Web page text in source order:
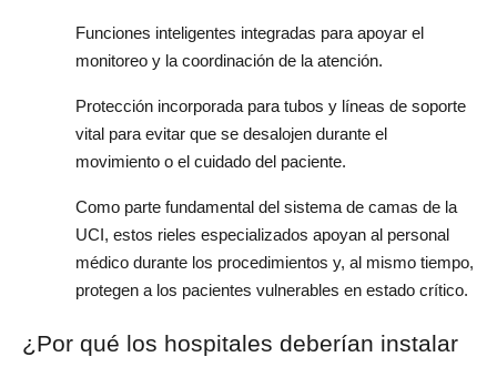
Funciones inteligentes integradas para apoyar el
monitoreo y la coordinación de la atención.
Protección incorporada para tubos y líneas de soporte
vital para evitar que se desalojen durante el
movimiento o el cuidado del paciente.
Como parte fundamental del sistema de camas de la
UCI, estos rieles especializados apoyan al personal
médico durante los procedimientos y, al mismo tiempo,
protegen a los pacientes vulnerables en estado crítico.
¿Por qué los hospitales deberían instalar